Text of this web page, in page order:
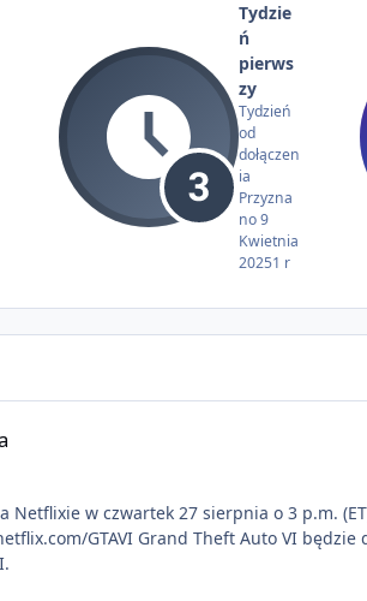
Tydzie
ń
pierws
zy
Tydzień
od
dołączen
ia
Przyzna
no9
Kwietnia
20251 r
w czwartek 27 sierpnia o 3 p.m.